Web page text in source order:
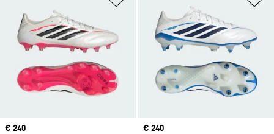
Price
€ 240
Price
€ 240